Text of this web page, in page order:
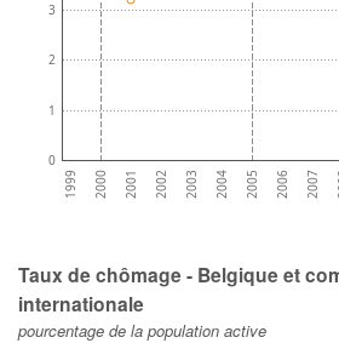
1999 2000 2001 2002 2003 2004 2005 2006 2007
0
1
2
3
Taux de chômage - Belgique et
internationale
pourcentage de la population active